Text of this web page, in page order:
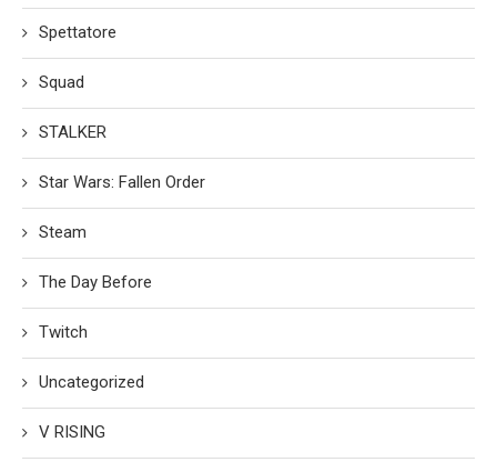
Spettatore
Squad
STALKER
Star Wars: Fallen Order
Steam
The Day Before
Twitch
Uncategorized
V RISING